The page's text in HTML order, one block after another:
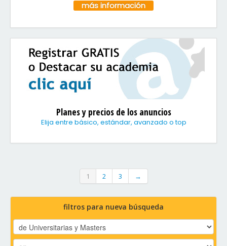
más información
Planes y precios de los anuncios
Elija entre básico, estándar, avanzado o top
1 2 3 →
filtros para nueva búsqueda